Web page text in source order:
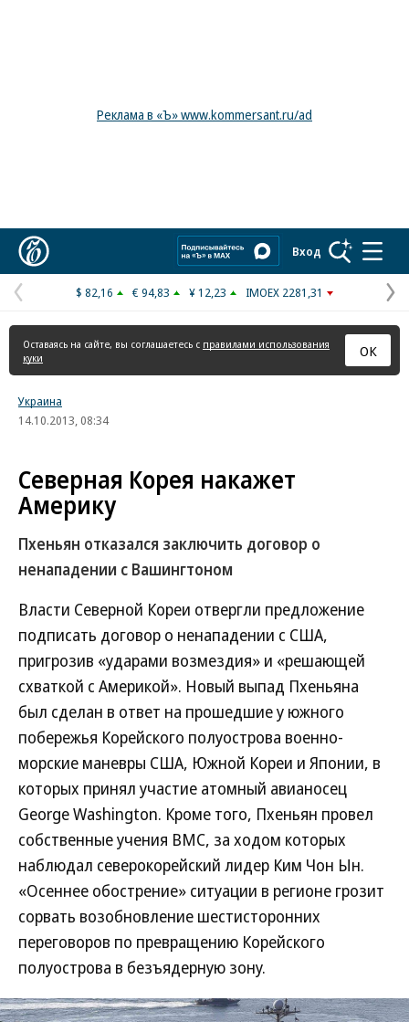
Реклама в «Ъ» www.kommersant.ru/ad
Вход
Предыдущая
страница
$ 82,16 € 94,83 ¥ 12,23 IMOEX 2281,31
Оставаясь на сайте, вы соглашаетесь с правилами использования
куки
ОК
Украина
14.10.2013, 08:34
Северная Корея накажет
Америку
Пхеньян отказался заключить договор о
ненападении с Вашингтоном
Власти Северной Кореи отвергли предложение
подписать договор о ненападении с США,
пригрозив «ударами возмездия» и «решающей
схваткой с Америкой». Новый выпад Пхеньяна
был сделан в ответ на прошедшие у южного
побережья Корейского полуострова военно-
морские маневры США, Южной Кореи и Японии, в
которых принял участие атомный авианосец
George Washington. Кроме того, Пхеньян провел
собственные учения ВМС, за ходом которых
наблюдал северокорейский лидер Ким Чон Ын.
«Осеннее обострение» ситуации в регионе грозит
сорвать возобновление шестисторонних
переговоров по превращению Корейского
полуострова в безъядерную зону.